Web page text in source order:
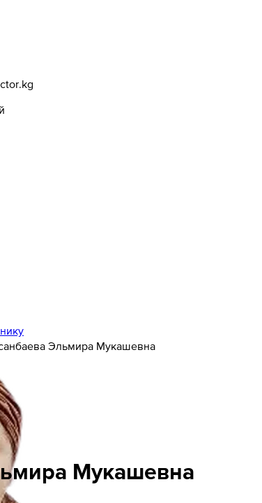
Эльмира Мукашевна
Мукашевна